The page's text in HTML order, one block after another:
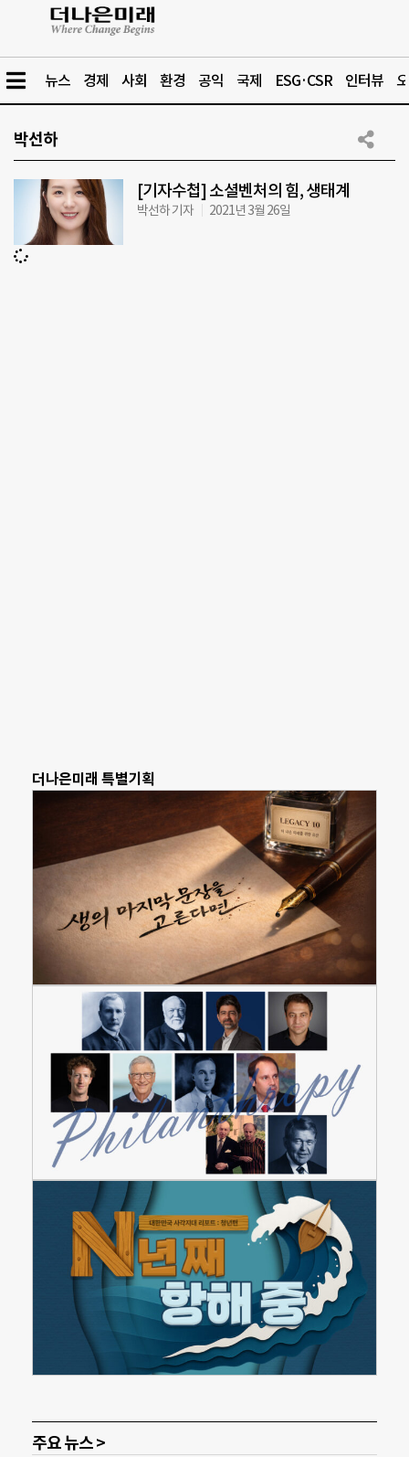
뉴스 경제 사회 환경 공익 국제 ESG·CSR 인터뷰
박선하
[기자수첩] 소셜벤처의 힘, 생태계
박선하 기자 2021년 3월 26일
더나은미래 특별기획
주요 뉴스 >